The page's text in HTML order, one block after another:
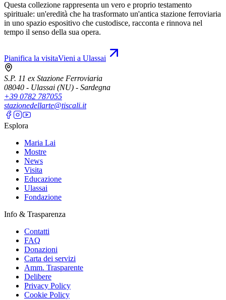
Questa collezione rappresenta un vero e proprio testamento
spirituale: un'eredità che ha trasformato un'antica stazione ferroviaria
in uno spazio espositivo che custodisce, racconta e rinnova nel
tempo il senso della sua opera.
Pianifica la visitaVieni a Ulassai
S.P. 11 ex Stazione Ferroviaria
08040 - Ulassai (NU) - Sardegna
+39 0782 787055
stazionedellarte@tiscali.it
Esplora
Maria Lai
Mostre
News
Visita
Educazione
Ulassai
Fondazione
Info & Trasparenza
Contatti
FAQ
Donazioni
Carta dei servizi
Amm. Trasparente
Delibere
Privacy Policy
Cookie Policy